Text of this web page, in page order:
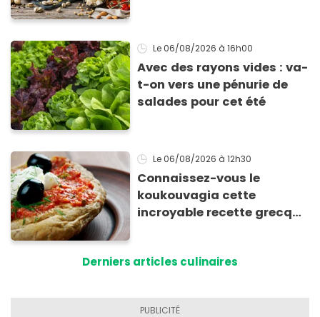
Le 06/08/2026 à 16h00
Avec des rayons vides : va-
t-on vers une pénurie de
salades pour cet été
Le 06/08/2026 à 12h30
Connaissez-vous le
koukouvagia cette
incroyable recette grecque
Derniers articles culinaires